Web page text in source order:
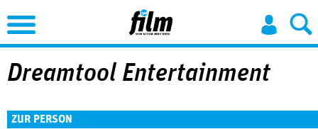
Jump to Navigation
Dreamtool Entertainment
ZUR PERSON